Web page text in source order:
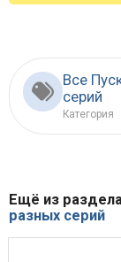
Все
серий
Категория
Ещё из раздела
разных серий